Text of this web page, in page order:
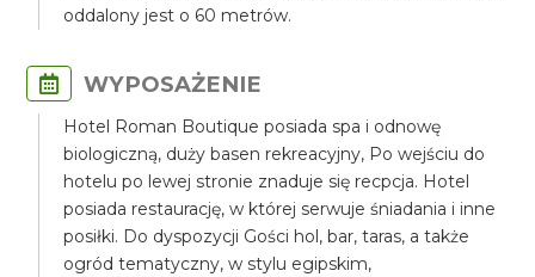
oddalony jest o 60 metrów.
WYPOSAŻENIE
Hotel Roman Boutique posiada spa i odnowę
biologiczną, duży basen rekreacyjny, Po wejściu do
hotelu po lewej stronie znaduje się recpcja. Hotel
posiada restaurację, w której serwuje śniadania i inne
posiłki. Do dyspozycji Gości hol, bar, taras, a także
ogród tematyczny, w stylu egipskim,